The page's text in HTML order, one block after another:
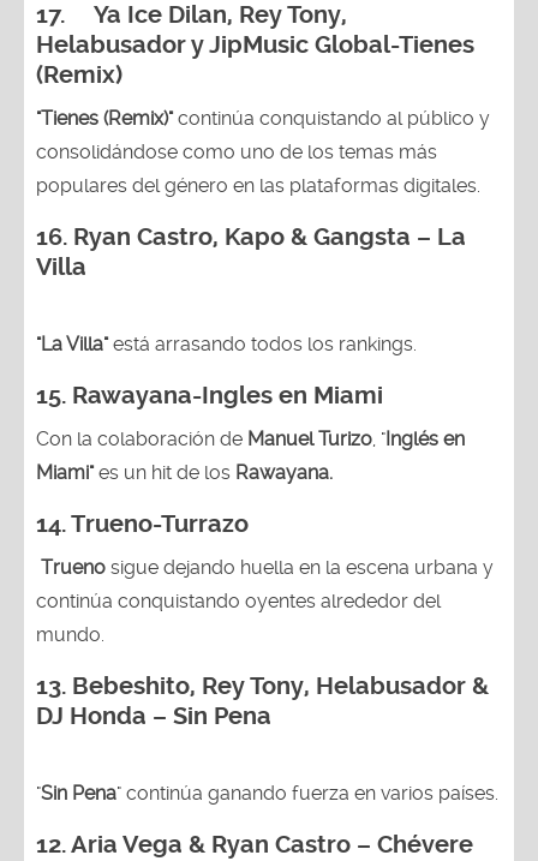
17. Ya Ice Dilan, Rey Tony,
Helabusador y JipMusic Global-Tienes
(Remix)
"Tienes (Remix)"continúa conquistando al público y
consolidándose como uno de los temas más
populares del género en las plataformas digitales.
16. Ryan Castro, Kapo & Gangsta – La
Villa
"La Villa"está arrasando todos los rankings.
15. Rawayana-Ingles en Miami
Con la colaboración de Manuel Turizo, " Inglés en
Miami"es un hit de los Rawayana.
14.Trueno-Turrazo
Trueno sigue dejando huella en la escena urbana y
continúa conquistando oyentes alrededor del
mundo.
13. Bebeshito, Rey Tony, Helabusador &
DJ Honda – Sin Pena
"Sin Pena" continúa ganando fuerza en varios países.
12. Aria Vega & Ryan Castro – Chévere